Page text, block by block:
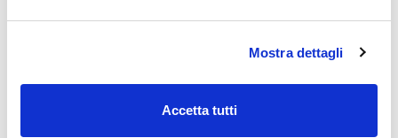
Mostra dettagli
Accetta tutti